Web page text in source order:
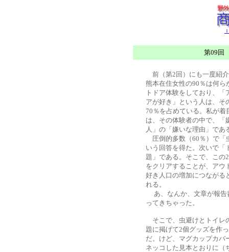
第09回
前（第2回）にも一度紹
熊本在住女性の90％は何ら
トドア体験をしており、「
アが好き」という人は、そ
70％を占めている。私が着
は、その体験者の中で、「
人」の「嫌いな理由」であ
圧倒的多数（60％）で「
いう回答を得た。次いで「
題」である。そこで、この
をクリアすることが、アウ
好き人口の増加につながる
れる。
あ、なんか、文章が報告
ってきちゃった。
そこで、虫避けとトイレ
題に掲げて2個グッズを作
だ。けど、マグカップカバ
ネッコした見本とおりに（